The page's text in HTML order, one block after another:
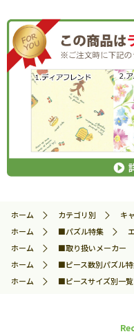
ホーム カテゴリ別 キ
ホーム
■パズル特集
ホーム
■取り扱いメーカー
ホーム
■ピース数別パズル
ホーム
■ピースサイズ別一覧